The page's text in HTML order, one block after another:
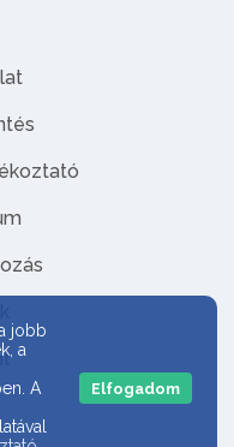
jobb
a
A
Elfogadom